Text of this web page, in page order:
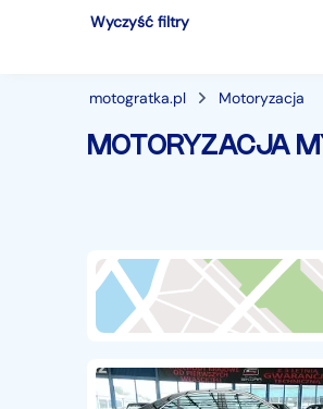
Motoryzacja
Osobowe
28312
Dostawcze 3516
Maszyny budowlane 820
Przyczepy i naczepy 428
Części samochodowe 14636
Pojazdy specjalistyczne 172
Wyczyść filtry
motogratka.pl Motoryzacja
MOTORYZACJA